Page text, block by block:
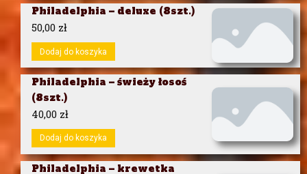
Philadelphia – deluxe (8szt.)
50,00 zł
Dodaj do koszyka
Philadelphia – świeży łosoś
(8szt.)
40,00 zł
Dodaj do koszyka
Philadelphia – krewetka